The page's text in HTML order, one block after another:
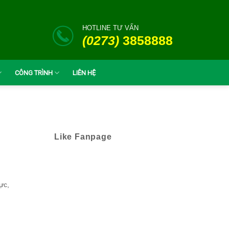
HOTLINE TƯ VẤN
(0273) 3858888
CÔNG TRÌNH LIÊN HỆ
Like Fanpage